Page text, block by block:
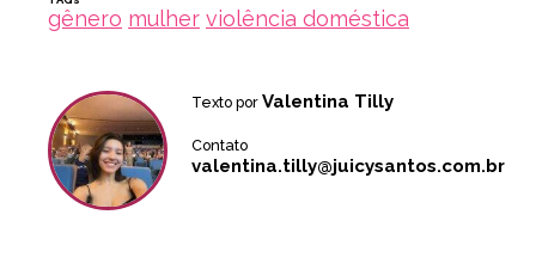
gênero mulher violência doméstica
Texto por Valentina Tilly
Contato
valentina.tilly@juicysantos.com.br